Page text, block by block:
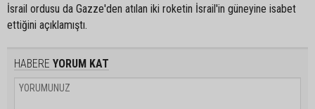
İsrail ordusu da Gazze'den atılan iki roketin İsrail'in güneyine isabet
ettiğini açıklamıştı.
HABERE YORUM KAT